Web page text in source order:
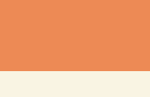
Baloncesto Comunidad